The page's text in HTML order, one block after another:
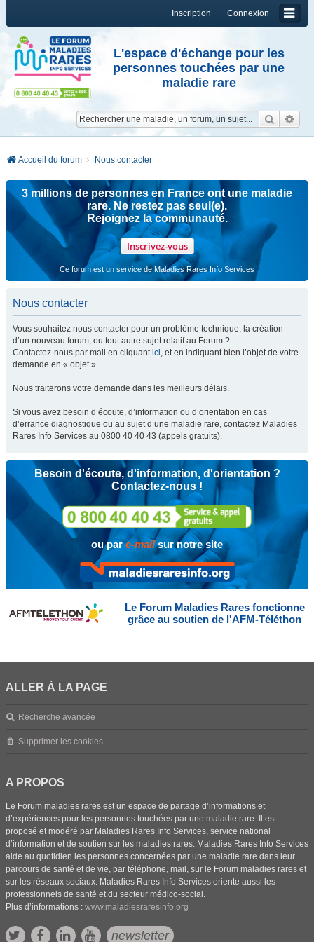
Connexion
Inscription
L'espace d'échange pour les
personnes touchées par une
maladie rare
Accueil du forum Nous contacter
3 millions de personnes en France ont une maladie
rare. Ne restez pas seul(e).
Rejoignez la communauté.
Inscrivez-vous
Ce forum est un service de Maladies Rares Info Services
Nous contacter
Vous souhaitez nous contacter pour un problème technique, la création
d’un nouveau forum, ou tout autre sujet relatif au Forum ?
Contactez-nous par mail en cliquantici, et en indiquant bien l’objet de votre
demande en « objet ».
Nous traiterons votre demande dans les meilleurs délais.
Si vous avez besoin d’écoute, d’information ou d’orientation en cas
d’errance diagnostique ou au sujet d’une maladie rare, contactez Maladies
Rares Info Services au 0800 40 40 43 (appels gratuits).
Besoin d'écoute, d'information, d'orientation ?
Contactez-nous !
ou pare-mailsur notre site
Le Forum Maladies Rares fonctionne
grâce au soutien de l'AFM-Téléthon
ALLER À LA PAGE
Recherche avancée
Supprimer les cookies
A PROPOS
Le Forum maladies rares est un espace de partage d’informations et
d’expériences pour les personnes touchées par une maladie rare. Il est
proposé et modéré par Maladies Rares Info Services, service national
d’information et de soutien sur les maladies rares. Maladies Rares Info Services
aide au quotidien les personnes concernées par une maladie rare dans leur
parcours de santé et de vie, par téléphone, mail, sur le Forum maladies rares et
sur les réseaux sociaux. Maladies Rares Info Services oriente aussi les
professionnels de santé et du secteur médico-social.
Plus d’informations : www.maladiesraresinfo.org
newsletter